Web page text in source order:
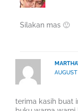
Silakan mas 🙂
terima kasih buat